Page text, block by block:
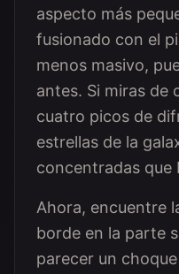
aspecto más
fusionado con el
menos masivo,
antes. Si miras de
cuatro picos de
estrellas de la
concentradas que
Ahora, encuentre
borde en la parte
parecer un